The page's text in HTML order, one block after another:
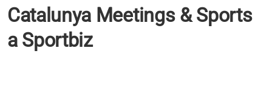
Catalunya Meetings & Sports
a Sportbiz